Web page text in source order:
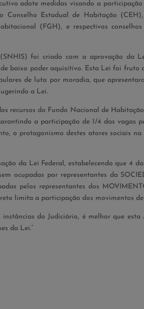
adote medidas visando a
Conselho Estadual de Habitação
(FGH), e respectivos conselhos
foi criado com a aprovação da
baixo poder aquisitivo. Esta Lei foi fruto
de luta por moradia, que
a Lei.
recursos do Fundo Nacional de
a participação de 1/4 das vagas
o protagonismo destes atores sociais
da Lei Federal, estabelecendo que 4
ocupadas por representantes da
pelos representantes dos
limita a participação dos movimentos
do Judiciário, é melhor que esta
da Lei.”